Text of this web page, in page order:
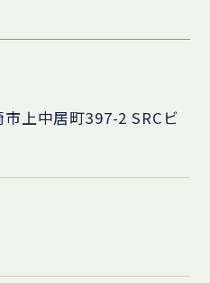
上中居町397-2 SRCビ